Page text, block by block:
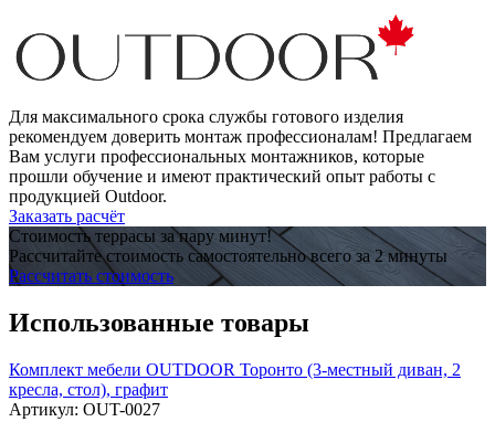
Для максимального срока службы готового изделия
рекомендуем доверить монтаж профессионалам! Предлагаем
Вам услуги профессиональных монтажников, которые
прошли обучение и имеют практический опыт работы с
продукцией Outdoor.
Заказать расчёт
Стоимость террасы за пару минут!
Рассчитайте стоимость самостоятельно всего за 2 минуты
Рассчитать стоимость
Использованные товары
Комплект мебели OUTDOOR Торонто (3-местный диван, 2
кресла, стол), графит
Артикул: OUT-0027